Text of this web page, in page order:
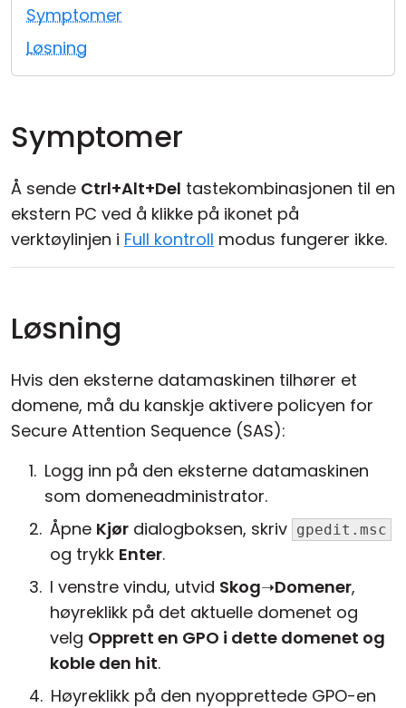
Symptomer
Løsning
Symptomer
Å sende Ctrl+Alt+Del tastekombinasjonen til en
ekstern PC ved å klikke på ikonet på
verktøylinjen i Full kontroll modus fungerer ikke.
Løsning
Hvis den eksterne datamaskinen tilhører et
domene, må du kanskje aktivere policyen for
Secure Attention Sequence (SAS):
Logg inn på den eksterne datamaskinen
som domeneadministrator.
Åpne Kjør dialogboksen, skriv gpedit.msc
og trykk Enter.
I venstre vindu, utvid Skog➝Domener,
høyreklikk på det aktuelle domenet og
velg Opprett en GPO i dette domenet og
koble den hit.
Høyreklikk på den nyopprettede GPO-en
Sky- og lokal installasjon